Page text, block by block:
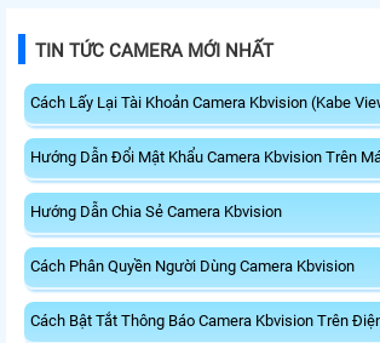
TIN TỨC CAMERA MỚI NHẤT
Cách Lấy Lại Tài Khoản Camera Kbvision (Kabe
Hướng Dẫn Đổi Mật Khẩu Camera Kbvision Trên
Hướng Dẫn Chia Sẻ Camera Kbvision
Cách Phân Quyền Người Dùng Camera Kbvision
Cách Bật Tắt Thông Báo Camera Kbvision Trên